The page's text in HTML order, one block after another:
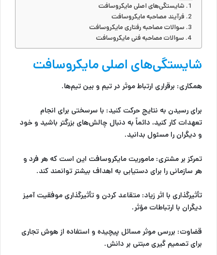
شایستگی‌های اصلی مایکروسافت
فرآیند مصاحبه مایکروسافت
سوالات مصاحبه رفتاری مایکروسافت
سوالات مصاحبه فنی مایکروسافت
شایستگی‌های اصلی مایکروسافت
همکاری: برقراری ارتباط موثر در تیم و بین تیم‌ها.
برای رسیدن به نتایج حرکت کنید: با سرسختی برای انجام
تعهدات کار کنید، دائماً به دنبال چالش‌های بزرگتر باشید و خود
و دیگران را مسئول بدانید.
تمرکز بر مشتری: ماموریت مایکروسافت این است که هر فرد و
هر سازمانی را برای دستیابی به اهداف بیشتر توانمند کند.
تأثیرگذاری با اثر زیاد: متقاعد کردن و تأثیرگذاری موفقیت آمیز
دیگران با ارتباطات مؤثر.
قضاوت: بررسی موثر مسائل پیچیده و استفاده از هوش تجاری
برای تصمیم گیری مبتنی بر دانش.